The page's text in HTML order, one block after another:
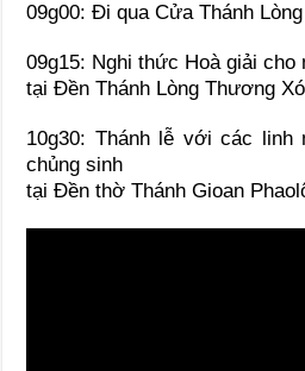
09g00: Đi qua Cửa Thánh
09g15: Nghi thức Hoà giải cho
tại Đền Thánh Lòng Thương
10g30: Thánh lễ với các
chủng sinh
tại Đền thờ Thánh Gioan